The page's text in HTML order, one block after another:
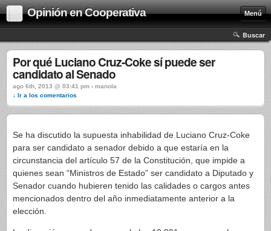
Opinión en Cooperativa Menú
Buscar
Por qué Luciano Cruz-Coke sí puede ser
candidato al Senado
ago 6th, 2013 @ 03:41 pm › manola
↓ Ir a los comentarios
Se ha discutido la supuesta inhabilidad de Luciano Cruz-Coke
para ser candidato a senador debido a que estaría en la
circunstancia del artículo 57 de la Constitución, que impide a
quienes sean “Ministros de Estado” ser candidato a Diputado y
Senador cuando hubieren tenido las calidades o cargos antes
mencionados dentro del año inmediatamente anterior a la
elección.